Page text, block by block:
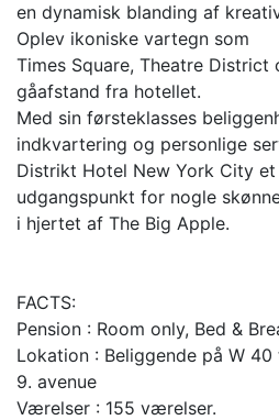
en dynamisk blanding af
Oplev ikoniske vartegn som
Times Square, Theatre District
gåafstand fra hotellet.
Med sin førsteklasses
indkvartering og personlige
Distrikt Hotel New York City
udgangspunkt for nogle
i hjertet af The Big Apple.
FACTS:
Pension : Room only, Bed &
Lokation : Beliggende på W
9. avenue
Værelser : 155 værelser.